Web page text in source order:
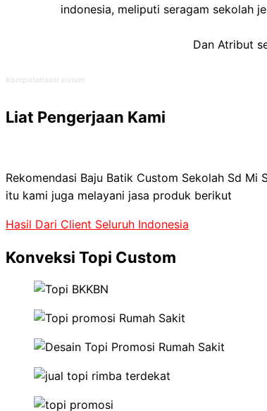
indonesia, meliputi seragam sekolah
Dan Atribut
Liat Pengerjaan Kami
Rekomendasi Baju Batik Custom Sekolah Sd Mi
itu kami juga melayani jasa produk berikut
Hasil Dari Client Seluruh Indonesia
Konveksi Topi Custom